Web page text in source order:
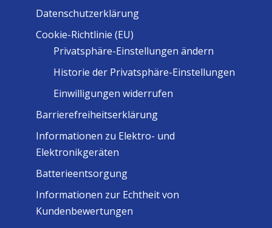
Datenschutzerklärung
Cookie-Richtlinie (EU)
Privatsphäre-Einstellungen ändern
Historie der Privatsphäre-Einstellungen
Einwilligungen widerrufen
Barrierefreiheitserklärung
Informationen zu Elektro- und
Elektronikgeräten
Batterieentsorgung
Informationen zur Echtheit von
Kundenbewertungen